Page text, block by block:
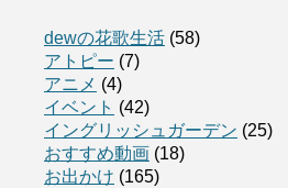
dewの花歌生活 (58)
アトピー (7)
アニメ (4)
イベント (42)
イングリッシュガーデン (25)
おすすめ動画 (18)
お出かけ (165)